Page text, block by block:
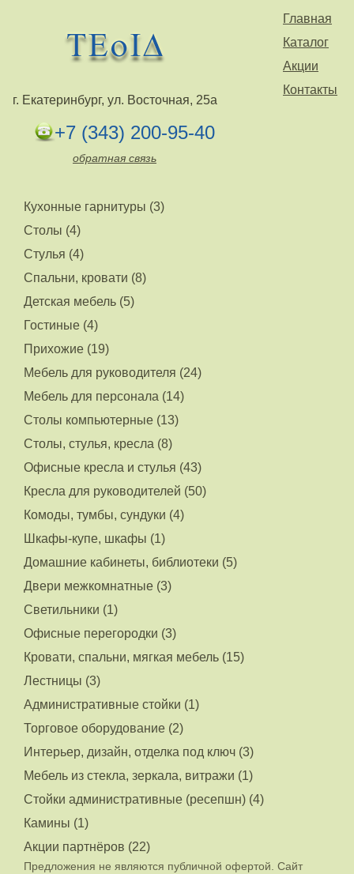
Главная
Каталог
Акции
Контакты
г. Екатеринбург, ул. Восточная, 25а
+7 (343) 200-95-40
обратная связь
Кухонные гарнитуры (3)
Столы (4)
Стулья (4)
Спальни, кровати (8)
Детская мебель (5)
Гостиные (4)
Прихожие (19)
Мебель для руководителя (24)
Мебель для персонала (14)
Столы компьютерные (13)
Столы, стулья, кресла (8)
Офисные кресла и стулья (43)
Кресла для руководителей (50)
Комоды, тумбы, сундуки (4)
Шкафы-купе, шкафы (1)
Домашние кабинеты, библиотеки (5)
Двери межкомнатные (3)
Светильники (1)
Офисные перегородки (3)
Кровати, спальни, мягкая мебель (15)
Лестницы (3)
Административные стойки (1)
Торговое оборудование (2)
Интерьер, дизайн, отделка под ключ (3)
Мебель из стекла, зеркала, витражи (1)
Стойки административные (ресепшн) (4)
Камины (1)
Акции партнёров (22)
Предложения не являются публичной офертой. Сайт